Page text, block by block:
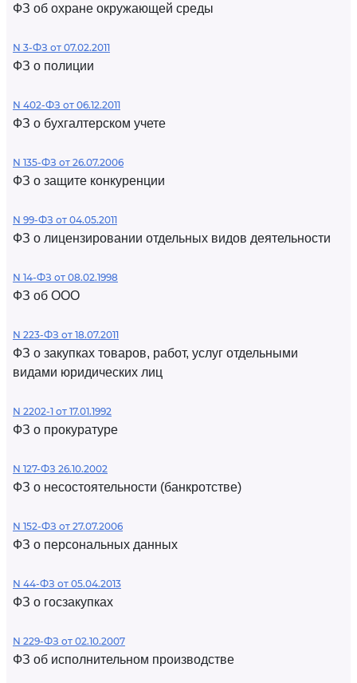
ФЗ об охране окружающей среды
N 3-ФЗ от 07.02.2011
ФЗ о полиции
N 402-ФЗ от 06.12.2011
ФЗ о бухгалтерском учете
N 135-ФЗ от 26.07.2006
ФЗ о защите конкуренции
N 99-ФЗ от 04.05.2011
ФЗ о лицензировании отдельных видов деятельности
N 14-ФЗ от 08.02.1998
ФЗ об ООО
N 223-ФЗ от 18.07.2011
ФЗ о закупках товаров, работ, услуг отдельными
видами юридических лиц
N 2202-1 от 17.01.1992
ФЗ о прокуратуре
N 127-ФЗ 26.10.2002
ФЗ о несостоятельности (банкротстве)
N 152-ФЗ от 27.07.2006
ФЗ о персональных данных
N 44-ФЗ от 05.04.2013
ФЗ о госзакупках
N 229-ФЗ от 02.10.2007
ФЗ об исполнительном производстве